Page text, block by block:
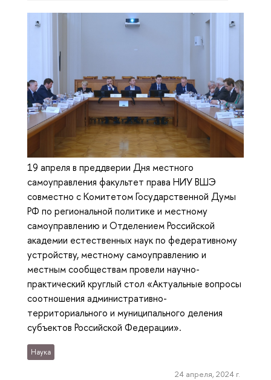
19 апреля в преддверии Дня местного
самоуправления факультет права НИУ ВШЭ
совместно с Комитетом Государственной Думы
РФ по региональной политике и местному
самоуправлению и Отделением Российской
академии естественных наук по федеративному
устройству, местному самоуправлению и
местным сообществам провели научно-
практический круглый стол «Актуальные вопросы
соотношения административно-
территориального и муниципального деления
субъектов Российской Федерации».
Наука
24 апреля, 2024 г.